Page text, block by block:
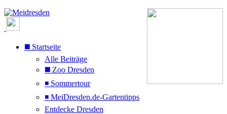
◼️ Startseite
Alle Beiträge
◼️ Zoo Dresden
◾ Sommertour
◾ MeiDresden.de-Gartentipps
Entdecke Dresden